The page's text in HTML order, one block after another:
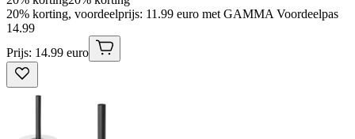
20% korting, voordeelprijs: 11.99 euro met GAMMA Voordeelpas
14.99
Prijs: 14.99 euro